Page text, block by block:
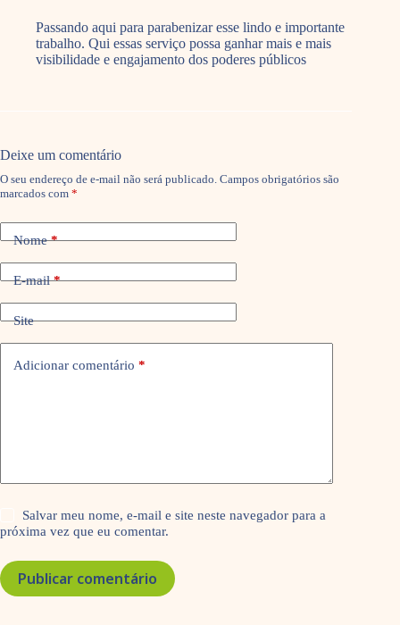
Passando aqui para parabenizar esse lindo e importante
trabalho. Qui essas serviço possa ganhar mais e mais
visibilidade e engajamento dos poderes públicos
Deixe um comentário
O seu endereço de e-mail não será publicado. Campos obrigatórios são
marcados com *
Nome*
E-mail*
Site
Adicionar comentário *
Salvar meu nome, e-mail e site neste navegador para a
próxima vez que eu comentar.
Publicar comentário